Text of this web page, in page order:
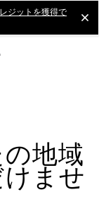
ジットを獲得で
地域
ませ